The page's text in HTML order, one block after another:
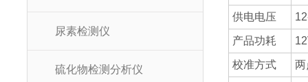
尿素检测仪
硫化物检测分析仪
供电电压
产品功耗
校准方式